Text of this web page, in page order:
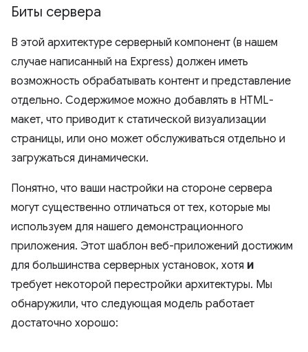
Биты сервера
В этой архитектуре серверный компонент (в нашем
случае написанный на Express) должен иметь
возможность обрабатывать контент и представление
отдельно. Содержимое можно добавлять в HTML-
макет, что приводит к статической визуализации
страницы, или оно может обслуживаться отдельно и
загружаться динамически.
Понятно, что ваши настройки на стороне сервера
могут существенно отличаться от тех, которые мы
используем для нашего демонстрационного
приложения. Этот шаблон веб-приложений достижим
для большинства серверных установок, хотя и
требует некоторой перестройки архитектуры. Мы
обнаружили, что следующая модель работает
достаточно хорошо: